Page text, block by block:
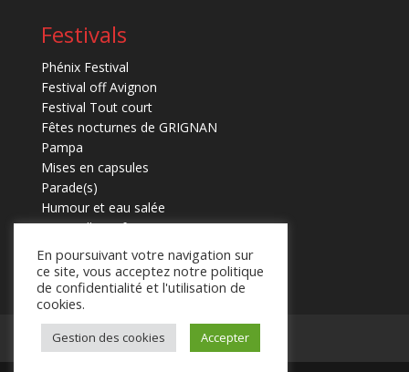
Festivals
Phénix Festival
Festival off Avignon
Festival Tout court
Fêtes nocturnes de GRIGNAN
Pampa
Mises en capsules
Parade(s)
Humour et eau salée
Marmaille en fugues
Mentions légales Contact
En poursuivant votre navigation sur
ce site, vous acceptez notre politique
de confidentialité et l'utilisation de
cookies.
Gestion des cookies Accepter